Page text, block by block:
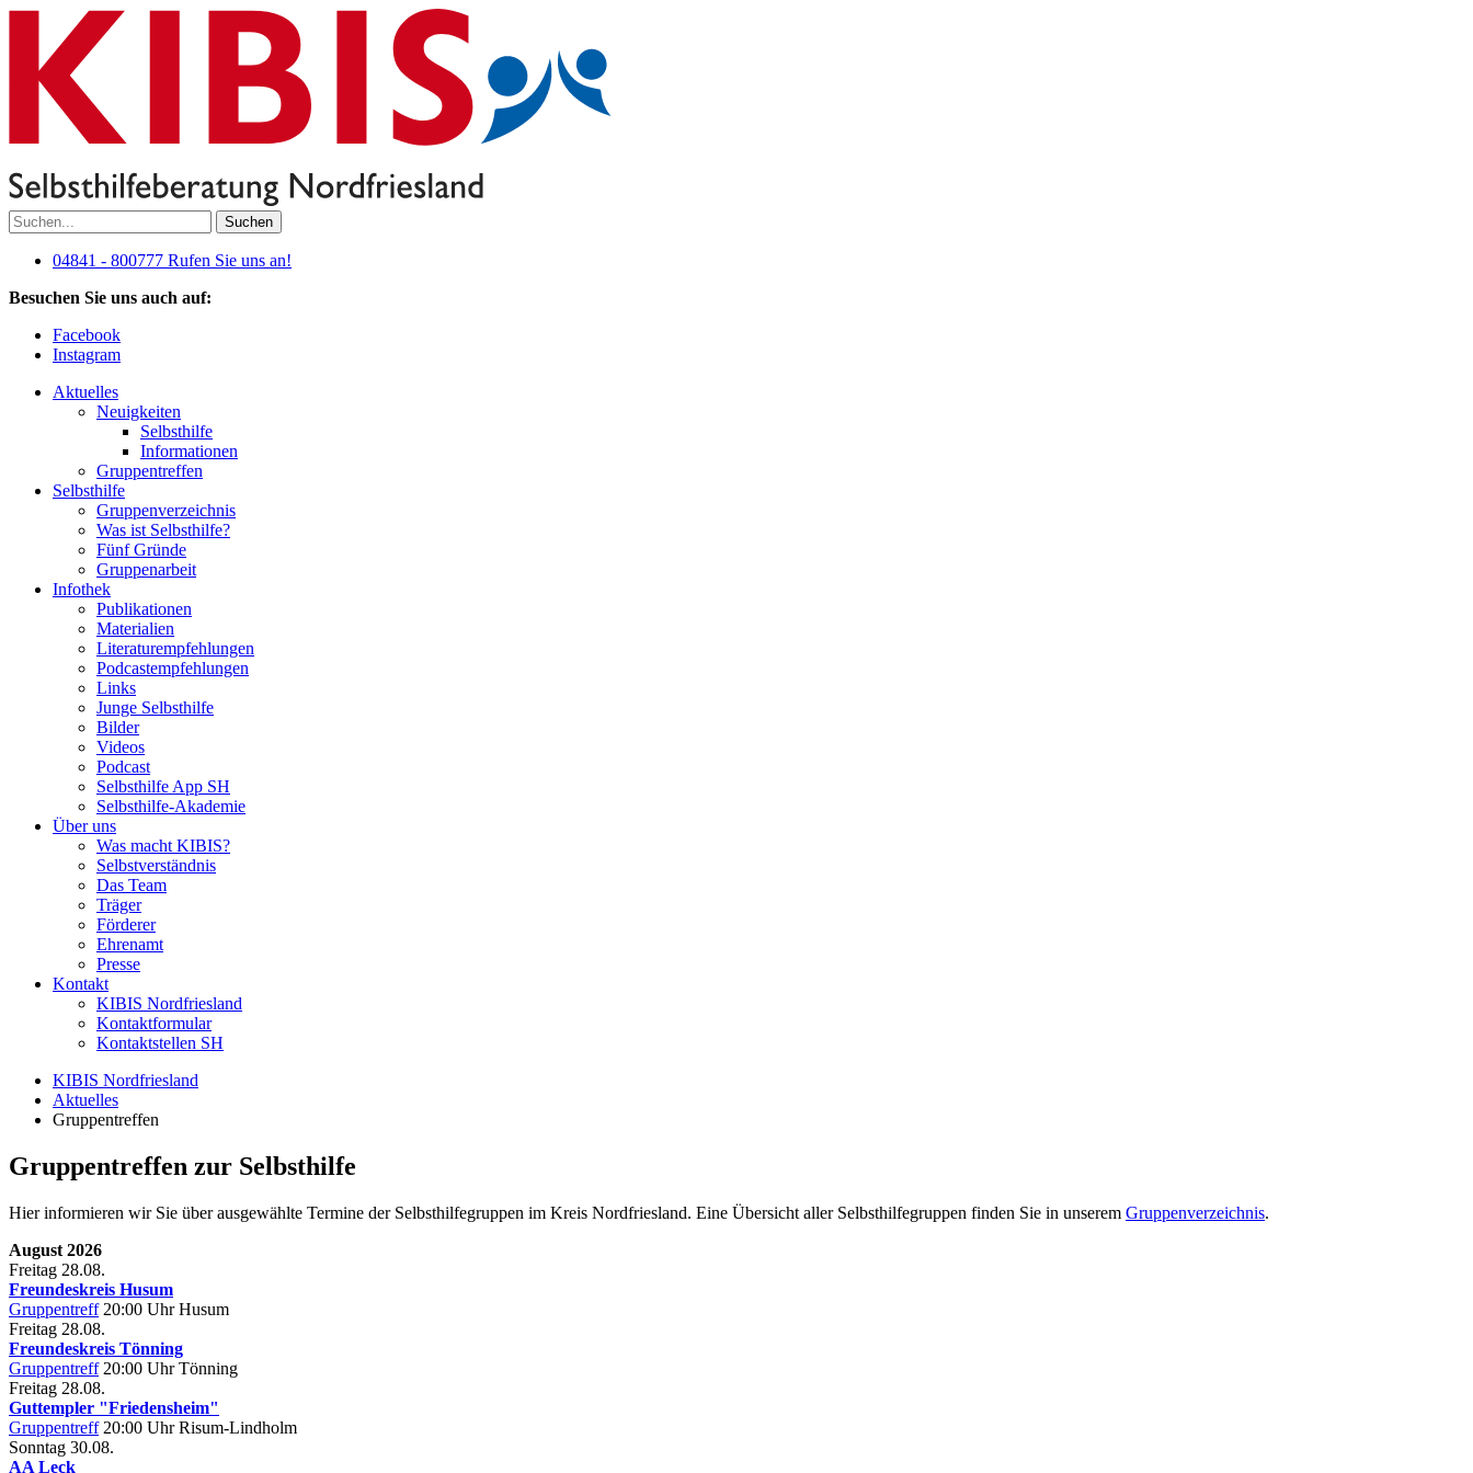
Suchen
04841 - 800777 Rufen Sie uns an!
Besuchen Sie uns auch auf:
Facebook
Instagram
Aktuelles
Neuigkeiten
Selbsthilfe
Informationen
Gruppentreffen
Selbsthilfe
Gruppenverzeichnis
Was ist Selbsthilfe?
Fünf Gründe
Gruppenarbeit
Infothek
Publikationen
Materialien
Literaturempfehlungen
Podcastempfehlungen
Links
Junge Selbsthilfe
Bilder
Videos
Podcast
Selbsthilfe App SH
Selbsthilfe-Akademie
Über uns
Was macht KIBIS?
Selbstverständnis
Das Team
Träger
Förderer
Ehrenamt
Presse
Kontakt
KIBIS Nordfriesland
Kontaktformular
Kontaktstellen SH
KIBIS Nordfriesland
Aktuelles
Gruppentreffen
Gruppentreffen zur Selbsthilfe
Hier informieren wir Sie über ausgewählte Termine der Selbsthilfegruppen im Kreis Nordfriesland. Eine Übersicht aller Selbsthilfegruppen finden Sie in unserem Gruppenverzeichnis.
August 2026
Freitag 28.08.
Freundeskreis Husum
Gruppentreff 20:00 Uhr Husum
Freitag 28.08.
Freundeskreis Tönning
Gruppentreff 20:00 Uhr Tönning
Freitag 28.08.
Guttempler "Friedensheim"
Gruppentreff 20:00 Uhr Risum-Lindholm
Sonntag 30.08.
AA Leck